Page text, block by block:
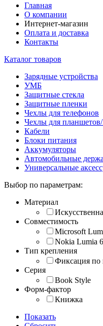
Главная
О компании
Интернет-магазин
Оплата и доставка
Контакты
Каталог товаров
Зарядные устройства
УМБ
Защитные стекла
Защитные пленки
Чехлы для телефонов
Чехлы для
Кабели
Блоки питания
Аккумуляторы
Автомобильные
Универсальные
Выбор по параметрам:
Материал
Совместимость
Microsoft
Nokia Lumia
Тип крепления
Фиксация по
Серия
Book Style
Форм-фактор
Книжка
Показать